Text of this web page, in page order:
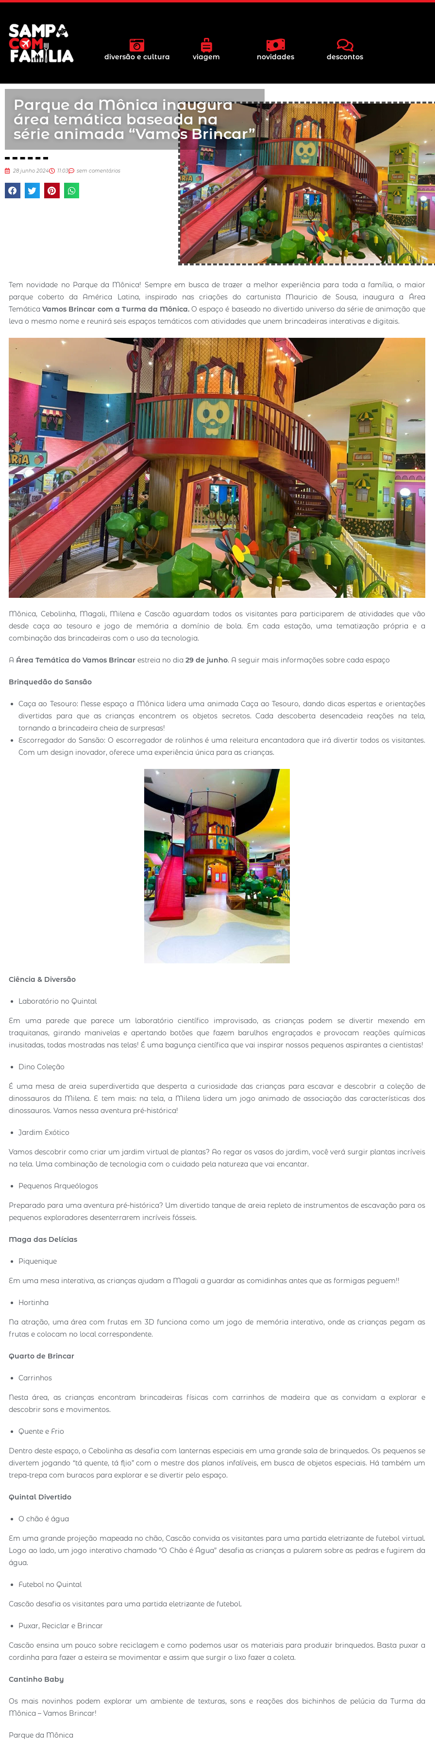
diversão e cultura viagem novidades descontos
Parque da Mônica inaugura
área temática baseada na
série animada “Vamos Brincar”
28 junho 2024 11:03 sem comentários
Tem novidade no Parque da Mônica! Sempre em busca de trazer a melhor experiência para toda a família, o maior
parque coberto da América Latina, inspirado nas criações do cartunista Mauricio de Sousa, inaugura a Área
TemáticaVamos Brincar com a Turma da Mônica.O espaço é baseado no divertido universo da série de animação que
leva o mesmo nome e reunirá seis espaços temáticos com atividades que unem brincadeiras interativas e digitais.
Mônica, Cebolinha, Magali, Milena e Cascão aguardam todos os visitantes para participarem de atividades que vão
desde caça ao tesouro e jogo de memória a domínio de bola. Em cada estação, uma tematização própria e a
combinação das brincadeiras com o uso da tecnologia.
A Área Temática do Vamos Brincar estreia no dia29 de junho. A seguir mais informações sobre cada espaço
Brinquedão do Sansão
Caça ao Tesouro: Nesse espaço a Mônica lidera uma animada Caça ao Tesouro, dando dicas espertas e orientações
divertidas para que as crianças encontrem os objetos secretos. Cada descoberta desencadeia reações na tela,
tornando a brincadeira cheia de surpresas!
Escorregador do Sansão: O escorregador de rolinhos é uma releitura encantadora que irá divertir todos os visitantes.
Com um design inovador, oferece uma experiência única para as crianças.
Ciência & Diversão
Laboratório no Quintal
Em uma parede que parece um laboratório científico improvisado, as crianças podem se divertir mexendo em
traquitanas, girando manivelas e apertando botões que fazem barulhos engraçados e provocam reações químicas
inusitadas, todas mostradas nas telas! É uma bagunça científica que vai inspirar nossos pequenos aspirantes a cientistas!
Dino Coleção
É uma mesa de areia superdivertida que desperta a curiosidade das crianças para escavar e descobrir a coleção de
dinossauros da Milena. E tem mais: na tela, a Milena lidera um jogo animado de associação das características dos
dinossauros. Vamos nessa aventura pré-histórica!
Jardim Exótico
Vamos descobrir como criar um jardim virtual de plantas? Ao regar os vasos do jardim, você verá surgir plantas incríveis
na tela. Uma combinação de tecnologia com o cuidado pela natureza que vai encantar.
Pequenos Arqueólogos
Preparado para uma aventura pré-histórica? Um divertido tanque de areia repleto de instrumentos de escavação para os
pequenos exploradores desenterrarem incríveis fósseis.
Maga das Delícias
Piquenique
Em uma mesa interativa, as crianças ajudam a Magali a guardar as comidinhas antes que as formigas peguem!!
Hortinha
Na atração, uma área com frutas em 3D funciona como um jogo de memória interativo, onde as crianças pegam as
frutas e colocam no local correspondente.
Quarto de Brincar
Carrinhos
Nesta área, as crianças encontram brincadeiras físicas com carrinhos de madeira que as convidam a explorar e
descobrir sons e movimentos.
Quente e Frio
Dentro deste espaço, o Cebolinha as desafia com lanternas especiais em uma grande sala de brinquedos. Os pequenos se
divertem jogando “tá quente, tá flio” com o mestre dos planos infalíveis, em busca de objetos especiais. Há também um
trepa-trepa com buracos para explorar e se divertir pelo espaço.
Quintal Divertido
O chão é água
Em uma grande projeção mapeada no chão, Cascão convida os visitantes para uma partida eletrizante de futebol virtual.
Logo ao lado, um jogo interativo chamado “O Chão é Água” desafia as crianças a pularem sobre as pedras e fugirem da
água.
Futebol no Quintal
Cascão desafia os visitantes para uma partida eletrizante de futebol.
Puxar, Reciclar e Brincar
Cascão ensina um pouco sobre reciclagem e como podemos usar os materiais para produzir brinquedos. Basta puxar a
cordinha para fazer a esteira se movimentar e assim que surgir o lixo fazer a coleta.
Cantinho Baby
Os mais novinhos podem explorar um ambiente de texturas, sons e reações dos bichinhos de pelúcia da Turma da
Mônica – Vamos Brincar!
Parque da Mônica